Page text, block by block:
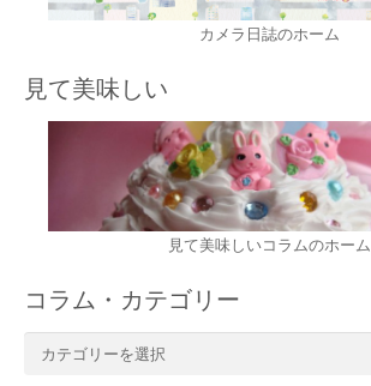
カメラ日誌のホーム
見て美味しい
見て美味しいコラムのホーム
コラム・カテゴリー